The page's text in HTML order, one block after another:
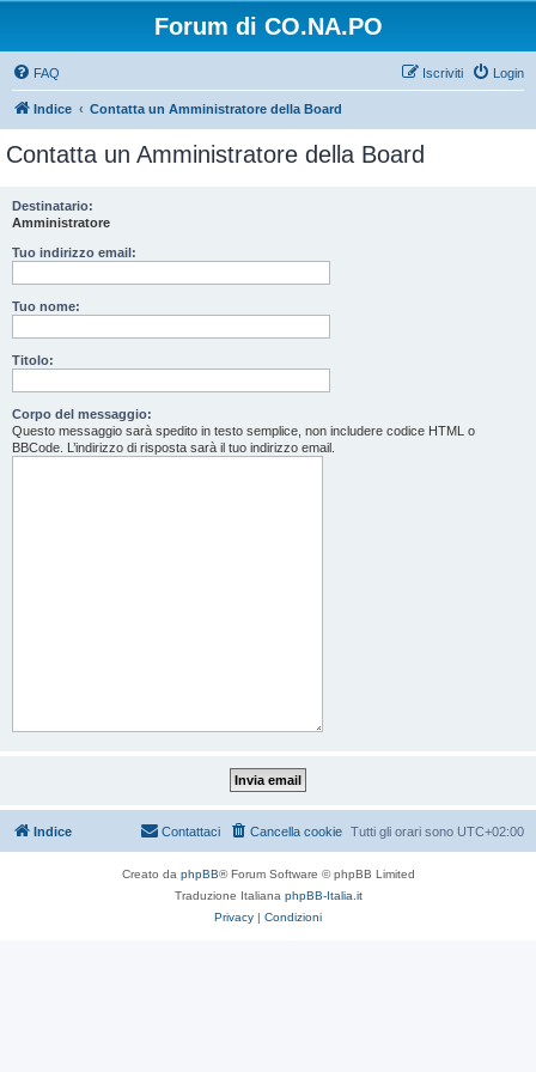
Forum di CO.NA.PO
FAQ Login
Iscriviti
Indice Contatta un Amministratore della Board
Contatta un Amministratore della Board
Destinatario:
Amministratore
Tuo indirizzo email:
Tuo nome:
Titolo:
Corpo del messaggio:
Questo messaggio sarà spedito in testo semplice, non includere codice HTML o
BBCode. L’indirizzo di risposta sarà il tuo indirizzo email.
Indice Tutti gli orari sono UTC+02:00
Cancella cookie
Contattaci
Creato da phpBB® Forum Software © phpBB Limited
Traduzione Italiana phpBB-Italia.it
Privacy | Condizioni